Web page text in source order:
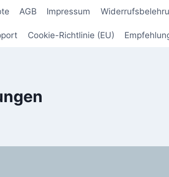
AGB Impressum
Cookie-Richtlinie (EU)